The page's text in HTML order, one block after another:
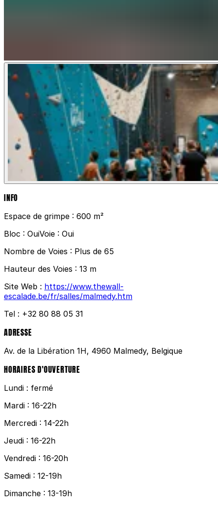
INFO
Espace de grimpe : 600 m²
Bloc : OuiVoie : Oui
Nombre de Voies : Plus de 65
Hauteur des Voies : 13 m
Site Web : https://www.thewall-
escalade.be/fr/salles/malmedy.htm
Tel : +32 80 88 05 31
ADRESSE
Av. de la Libération 1H, 4960 Malmedy, Belgique
HORAIRES D'OUVERTURE
Lundi : fermé
Mardi : 16-22h
Mercredi : 14-22h
Jeudi : 16-22h
Vendredi : 16-20h
Samedi : 12-19h
Dimanche : 13-19h